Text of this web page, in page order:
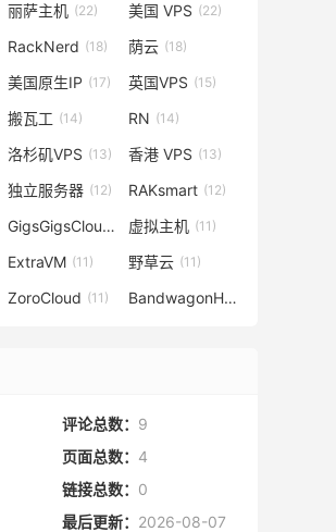
丽萨主机 (22) 美国 VPS (22)
(19)
RackNerd (18) 荫云 (18)
美国原生IP (17) 英国VPS (15)
搬瓦工 (14) RN (14)
洛杉矶VPS (13) 香港 VPS (13)
独立服务器 (12) RAKsmart (12)
(11) GigsGigsCloud (11)
虚拟主机 (11)
(11)
ExtraVM (11) 野草云 (11)
ZoroCloud (11) BandwagonHost
评论总数： 9
页面总数： 4
链接总数： 0
最后更新： 2026-08-07